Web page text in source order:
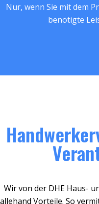
Nur, wenn Sie mit dem
benötigte
Wir von der DHE Haus-
allehand Vorteile. So